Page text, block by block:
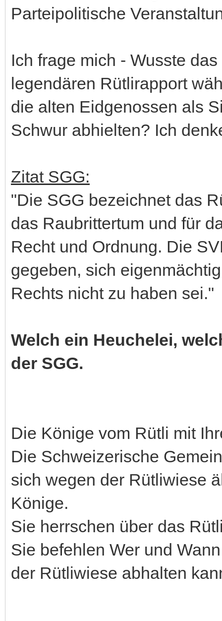
Parteipolitische
Ich frage mich - Wusste
legendären Rütlirapport
die alten Eidgenossen als
Schwur abhielten? Ich
Zitat SGG:
"Die SGG bezeichnet das
das Raubrittertum und für
Recht und Ordnung. Die
gegeben, sich
Rechts nicht zu haben sei."
Welch ein Heuchelei,
der SGG.
Die Könige vom Rütli mit
Die Schweizerische
sich wegen der Rütliwiese
Könige.
Sie herrschen über das
Sie befehlen Wer und
der Rütliwiese abhalten